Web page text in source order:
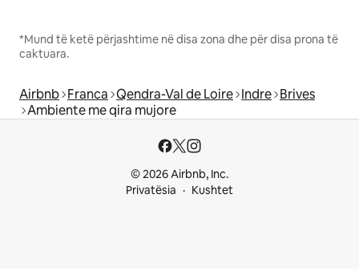
*Mund të ketë përjashtime në disa zona dhe për disa prona të
caktuara.
Airbnb Franca Qendra-Val de Loire Indre Brives
Ambiente me qira mujore
© 2026 Airbnb, Inc.
Privatësia
Kushtet